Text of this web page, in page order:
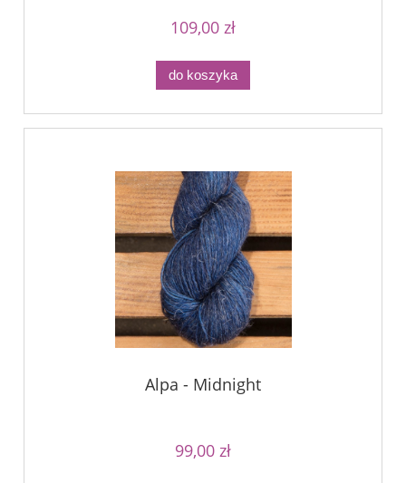
109,00 zł
do koszyka
Alpa - Midnight
99,00 zł